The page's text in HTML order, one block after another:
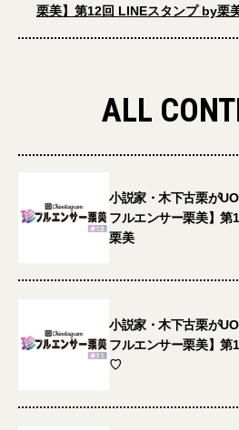
栗美】第12回 LINEスタンプ by栗
ALL
小説家・木下古栗が
フルエンサー栗美】第
栗美
小説家・木下古栗が
フルエンサー栗美】第
♡